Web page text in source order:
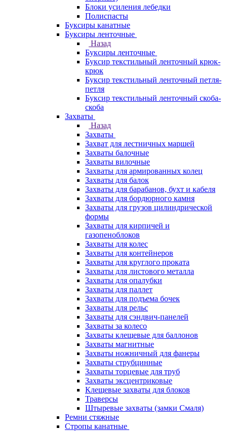
Блоки усиления лебедки
Полиспасты
Буксиры канатные
Буксиры ленточные
Назад
Буксиры ленточные
Буксир текстильный ленточный крюк-
крюк
Буксир текстильный ленточный петля-
петля
Буксир текстильный ленточный скоба-
скоба
Захваты
Назад
Захваты
Захват для лестничных маршей
Захваты балочные
Захваты вилочные
Захваты для армированных колец
Захваты для балок
Захваты для барабанов, бухт и кабеля
Захваты для бордюрного камня
Захваты для грузов цилиндрической
формы
Захваты для кирпичей и
газопеноблоков
Захваты для колес
Захваты для контейнеров
Захваты для круглого проката
Захваты для листового металла
Захваты для опалубки
Захваты для паллет
Захваты для подъема бочек
Захваты для рельс
Захваты для сэндвич-панелей
Захваты за колесо
Захваты клещевые для баллонов
Захваты магнитные
Захваты ножничный для фанеры
Захваты струбцинные
Захваты торцевые для труб
Захваты эксцентриковые
Клещевые захваты для блоков
Траверсы
Штыревые захваты (замки Смаля)
Ремни стяжные
Стропы канатные